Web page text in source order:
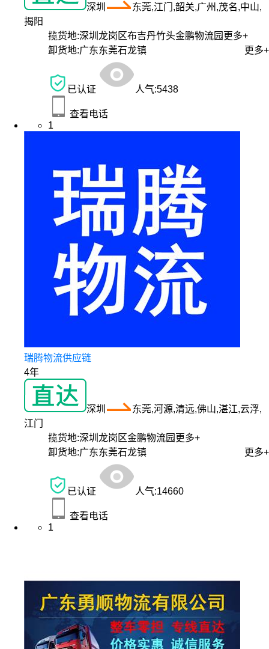
深圳
东莞,江门,韶关,广州,茂名,中山,
揭阳
揽货地:深圳龙岗区布吉丹竹头金鹏物流园 更多+
卸货地:广东东莞石龙镇 更多+
已认证 人气:5438
查看电话
1
瑞腾物流供应链
4年
深圳
东莞,河源,清远,佛山,湛江,云浮,
江门
揽货地:深圳龙岗区金鹏物流园 更多+
卸货地:广东东莞石龙镇 更多+
已认证 人气:14660
查看电话
1